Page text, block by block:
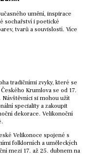
umění, inspirace
sochařství i poetické
tvarů a souvislostí. Více
tradičními zvyky, které se
Krumlova se od 17.
si mohou užít
speciality a zakoupit
dekorace. Velikonoční
Velikonoce spojené s
folklorních a uměleckých
mezi 17. až 25. dubnem na